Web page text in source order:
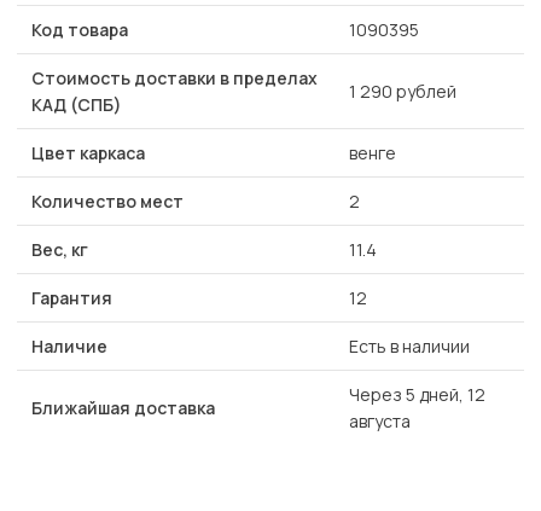
Код товара 1090395
Стоимость доставки в пределах
КАД (СПБ)
1 290 рублей
Цвет каркаса венге
Количество мест 2
Вес, кг 11.4
Гарантия 12
Наличие Есть в наличии
Ближайшая доставка
Через 5 дней, 12
августа